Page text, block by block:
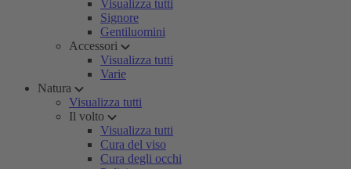
Visualizza tutti
Signore
Gentiluomini
Accessori
Visualizza tutti
Varie
Natura
Visualizza tutti
Il volto
Visualizza tutti
Cura del viso
Cura degli occhi